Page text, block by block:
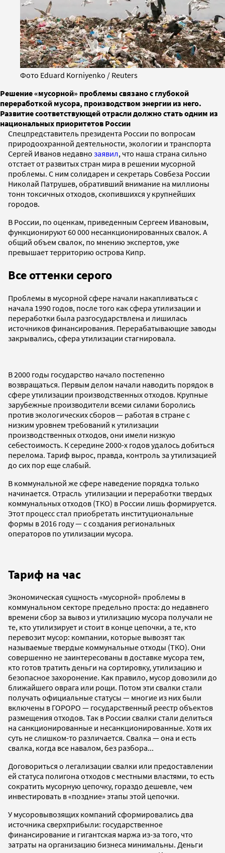
Фото Eduard Korniyenko / Reuters
Решение «мусорной» проблемы связано с глубокой
переработкой мусора, производством энергии из него.
Развитие соответствующей отрасли должно стать одним из
национальных приоритетов России
Спецпредставитель президента России по вопросам
природоохранной деятельности, экологии и транспорта
Сергей Иванов недавно заявил, что наша страна сильно
отстает от развитых стран мира в решении мусорной
проблемы. С ним солидарен и секретарь Совбеза России
Николай Патрушев, обративший внимание на миллионы
тонн токсичных отходов, скопившихся у крупнейших
городов.
В России, по оценкам, приведенным Сергеем Ивановым,
функционируют 60 000 несанкционированных свалок. А
общий объем свалок, по мнению экспертов, уже
превышает территорию острова Кипр.
Все оттенки серого
Проблемы в мусорной сфере начали накапливаться с
начала 1990 годов, после того как сфера утилизации и
переработки была разгосударствлена и лишилась
источников финансирования. Перерабатывающие заводы
закрывались, сфера утилизации стагнировала.
В 2000 годы государство начало постепенно
возвращаться. Первым делом начали наводить порядок в
сфере утилизации производственных отходов. Крупные
зарубежные производители всеми силами боролись
против экологических сборов — работая в стране с
низким уровнем требований к утилизации
производственных отходов, они имели низкую
себестоимость. К середине 2000-х годов удалось добиться
перелома. Тариф вырос, правда, контроль за утилизацией
до сих пор еще слабый.
В коммунальной же сфере наведение порядка только
начинается. Отрасль утилизации и переработки твердых
коммунальных отходов (ТКО) в России лишь формируется.
Этот процесс стал приобретать институциональные
формы в 2016 году — с создания региональных
операторов по утилизации мусора.
Тариф на час
Экономическая сущность «мусорной» проблемы в
коммунальном секторе предельно проста: до недавнего
времени сбор за вывоз и утилизацию мусора получали не
те, кто утилизирует и стоит в конце цепочки, а те, кто
перевозит мусор: компании, которые вывозят так
называемые твердые коммунальные отходы (ТКО). Они
совершенно не заинтересованы в доставке мусора тем,
кто готов тратить деньги на сортировку, утилизацию и
безопасное захоронение. Как правило, мусор довозили до
ближайшего оврага или рощи. Потом эти свалки стали
получать официальные статусы — многие из них были
включены в ГОРОРО — государственный реестр объектов
размещения отходов. Так в России свалки стали делиться
на санкционированные и несанкционированные. Хотя их
суть не слишком-то различается. Свалка — она и есть
свалка, когда все навалом, без разбора...
Договориться о легализации свалки или предоставлении
ей статуса полигона отходов с местными властями, то есть
сократить мусорную цепочку, гораздо дешевле, чем
инвестировать в «поздние» этапы этой цепочки.
У мусоровывозящих компаний сформировались два
источника сверхприбыли: государственное
финансирование и гигантская маржа из-за того, что
затраты на организацию бизнеса минимальны. Деньги